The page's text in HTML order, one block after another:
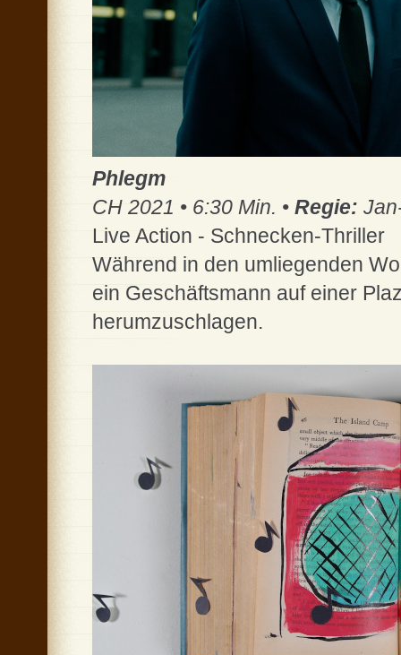
Phlegm
CH 2021 • 6:30 Min. • Regie:
Live Action - Schnecken-Thriller
Während in den umliegenden
ein Geschäftsmann auf einer
herumzuschlagen.